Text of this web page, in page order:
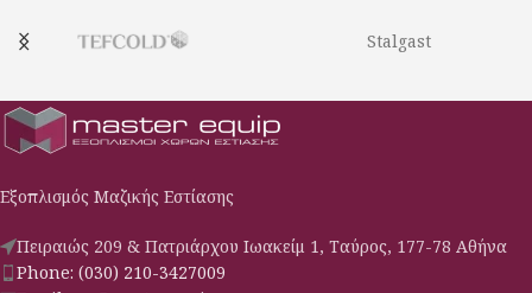
Stalgast
Εξοπλισμός Μαζικής Εστίασης
Πειραιώς 209 & Πατριάρχου Ιωακείμ 1, Ταύρος, 177-78 Αθήνα
Phone: (030) 210-3427009